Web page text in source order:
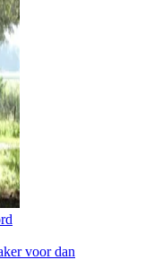
voor dan